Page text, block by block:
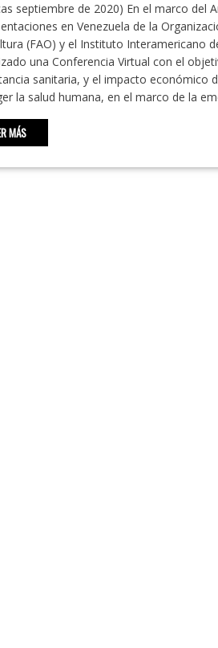
septiembre de 2020) En el marco del
en Venezuela de la
(FAO) y el Instituto Interamericano
una Conferencia Virtual con el
sanitaria, y el impacto económico
la salud humana, en el marco de la
MÁS